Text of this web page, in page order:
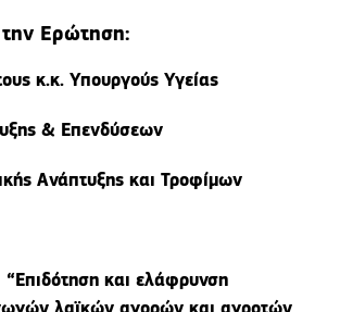
την Ερώτηση:
κ.κ. ΥπουργούςΥγείας
& Επενδύσεων
Ανάπτυξης και Τροφίμων
και ελάφρυνση